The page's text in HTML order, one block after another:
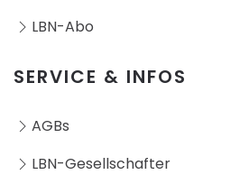
LBN-Abo
SERVICE & INFOS
AGBs
LBN-Gesellschafter